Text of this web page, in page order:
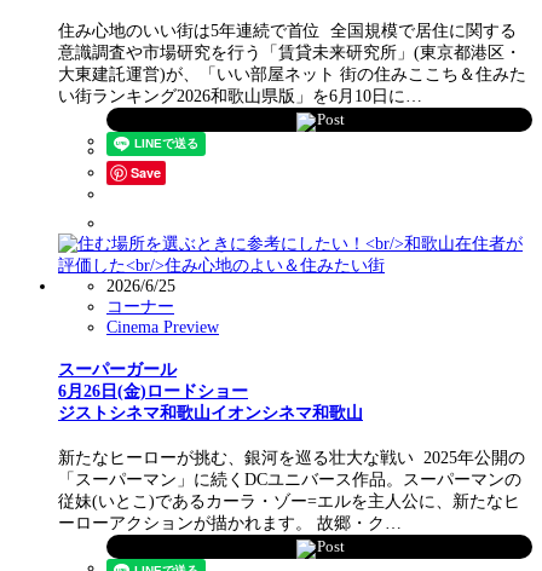
住み心地のいい街は5年連続で首位 全国規模で居住に関する
意識調査や市場研究を行う「賃貸未来研究所」(東京都港区・
大東建託運営)が、「いい部屋ネット 街の住みここち＆住みた
い街ランキング2026和歌山県版」を6月10日に…
Post
Save
2026/6/25
コーナー
Cinema Preview
スーパーガール
6月26日(金)ロードショー
ジストシネマ和歌山イオンシネマ和歌山
新たなヒーローが挑む、銀河を巡る壮大な戦い 2025年公開の
「スーパーマン」に続くDCユニバース作品。スーパーマンの
従妹(いとこ)であるカーラ・ゾー=エルを主人公に、新たなヒ
ーローアクションが描かれます。 故郷・ク…
Post